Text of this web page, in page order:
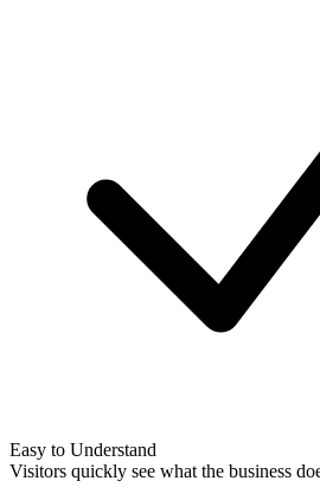
Easy to Understand
Visitors quickly see what the business